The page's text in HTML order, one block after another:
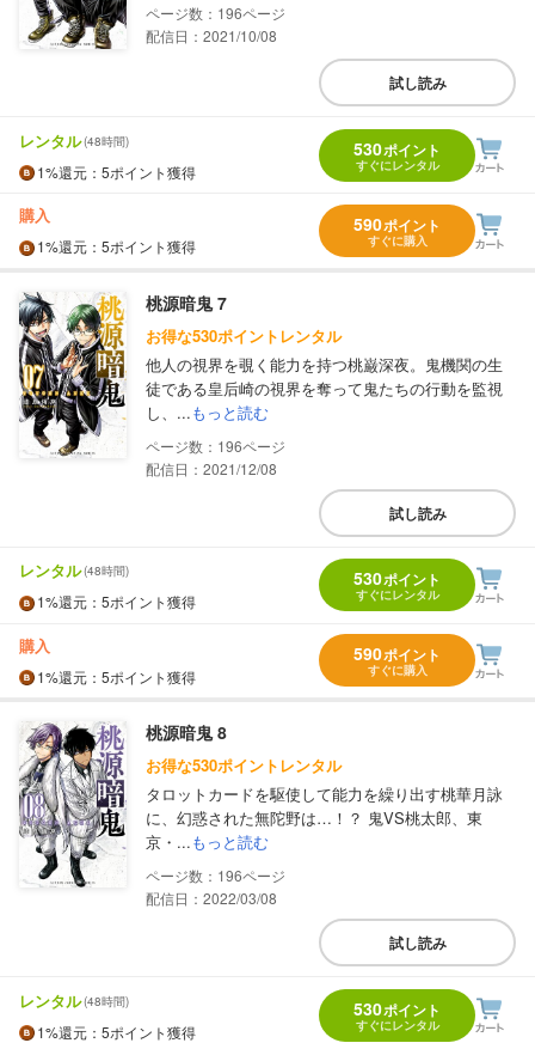
196
配信日：2021/10/08
試し読み
レンタル(48時間)
1%還元 ：5ポイント獲得
530ポイント
すぐにレンタル
購入
1%還元 ：5ポイント獲得
590ポイント
すぐに購入
桃源暗鬼 7
お得な530ポイントレンタル
他人の視界を覗く能力を持つ桃巌深夜。鬼機関の生
徒である皇后崎の視界を奪って鬼たちの行動を監視
し、...もっと読む
196
配信日：2021/12/08
試し読み
レンタル(48時間)
1%還元 ：5ポイント獲得
530ポイント
すぐにレンタル
購入
1%還元 ：5ポイント獲得
590ポイント
すぐに購入
桃源暗鬼 8
お得な530ポイントレンタル
タロットカードを駆使して能力を繰り出す桃華月詠
に、幻惑された無陀野は…！？ 鬼VS桃太郎、東
京・...もっと読む
196
配信日：2022/03/08
試し読み
レンタル(48時間)
1%還元 ：5ポイント獲得
530ポイント
すぐにレンタル